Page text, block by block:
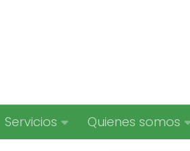
Servicios Quienes somos